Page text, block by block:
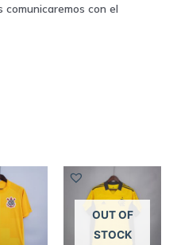
comunicaremos con el
OUT OF
STOCK